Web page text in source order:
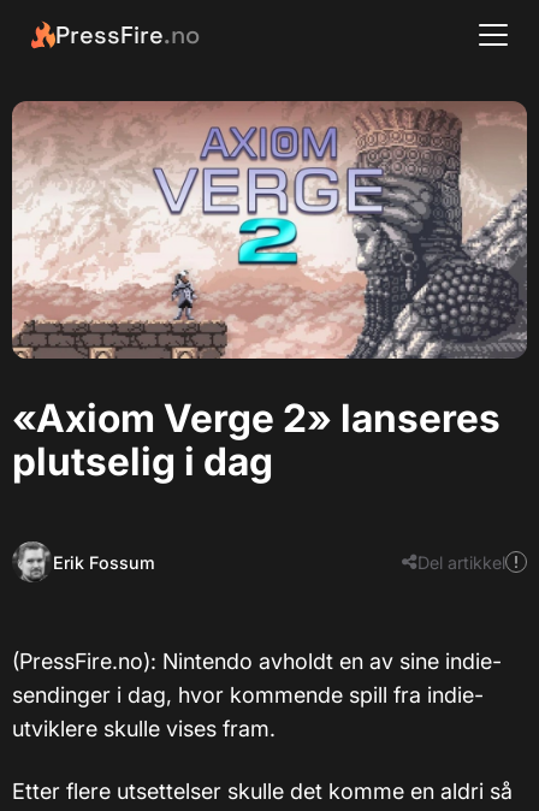
PressFire.no
«Axiom Verge 2» lanseres
plutselig i dag
Erik Fossum Del artikkel
(PressFire.no): Nintendo avholdt en av sine indie-
sendinger i dag, hvor kommende spill fra indie-
utviklere skulle vises fram.
Etter f​lere utsettelser skulle det komme en aldri så